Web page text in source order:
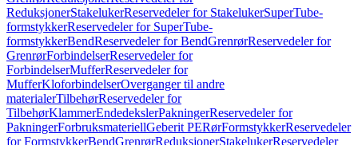
ReduksjonerStakelukerReservedeler for StakelukerSuperTube-
formstykkerReservedeler for SuperTube-
formstykkerBendReservedeler for BendGrenrørReservedeler for
GrenrørForbindelserReservedeler for
ForbindelserMufferReservedeler for
MufferKloforbindelserOverganger til andre
materialerTilbehørReservedeler for
TilbehørKlammerEndedekslerPakningerReservedeler for
PakningerForbruksmateriellGeberit PERørFormstykkerReservedeler
for FormstykkerBendGrenrørReduksjonerStakelukerReservedeler